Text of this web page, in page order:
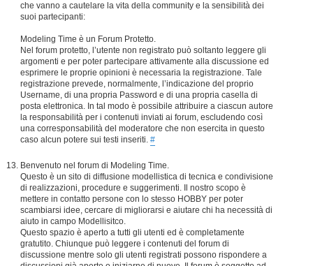
che vanno a cautelare la vita della community e la sensibilità dei
suoi partecipanti:
Modeling Time è un Forum Protetto.
Nel forum protetto, l’utente non registrato può soltanto leggere gli
argomenti e per poter partecipare attivamente alla discussione ed
esprimere le proprie opinioni è necessaria la registrazione. Tale
registrazione prevede, normalmente, l’indicazione del proprio
Username, di una propria Password e di una propria casella di
posta elettronica. In tal modo è possibile attribuire a ciascun autore
la responsabilità per i contenuti inviati ai forum, escludendo così
una corresponsabilità del moderatore che non esercita in questo
caso alcun potere sui testi inseriti. #
Benvenuto nel forum di Modeling Time.
Questo è un sito di diffusione modellistica di tecnica e condivisione
di realizzazioni, procedure e suggerimenti. Il nostro scopo è
mettere in contatto persone con lo stesso HOBBY per poter
scambiarsi idee, cercare di migliorarsi e aiutare chi ha necessità di
aiuto in campo Modellisitco.
Questo spazio è aperto a tutti gli utenti ed è completamente
gratutito. Chiunque può leggere i contenuti del forum di
discussione mentre solo gli utenti registrati possono rispondere a